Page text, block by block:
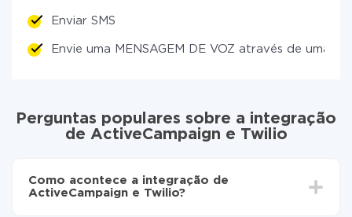
Enviar SMS
Envie uma MENSAGEM DE VOZ através de uma
Perguntas populares sobre a integração
de ActiveCampaign e Twilio
Como acontece a integração de
ActiveCampaign e Twilio?